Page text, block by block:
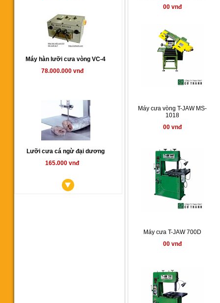
Máy hàn lưỡi cưa vòng VC-4
78.000.000 vnđ
Lưỡi cưa cá ngừ đại dương
165.000 vnđ
00 vnđ
Máy cưa vòng T-JAW MS-
1018
00 vnđ
Máy cưa T-JAW 700D
00 vnđ